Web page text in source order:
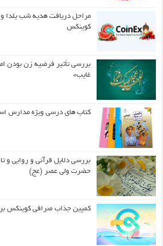
مراحل دریافت هدیه شب یلدا
کوینکس
بررسی تأثیر فرضیه زن بودن
غایب»
کتاب های درسی ویژه مدارس
بررسی دلایل قرآنی و روایی و
حضرت ولی عصر (عج)
کمپین جذاب صرافی کوینکس